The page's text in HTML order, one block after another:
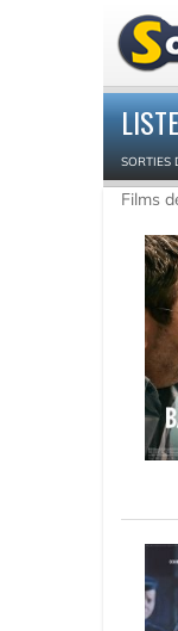
SORTIES
Films